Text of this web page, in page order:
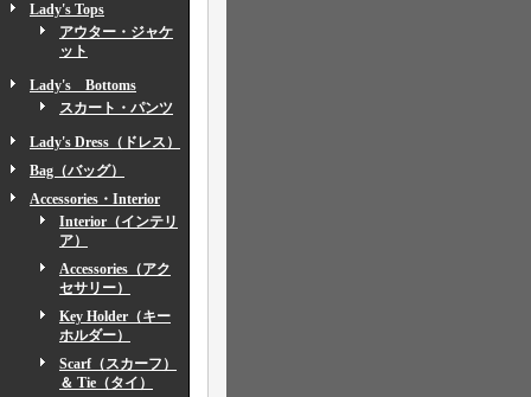
Lady's Tops
アウター・ジャケ
ット
Lady's Bottoms
スカート・パンツ
Lady's Dress（ドレス）
Bag（バッグ）
Accessories・Interior
Interior（インテリ
ア）
Accessories（アク
セサリー）
Key Holder（キー
ホルダー）
Scarf（スカーフ）
＆ Tie（タイ）